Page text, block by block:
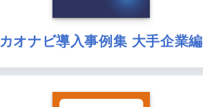
カオナビ導入事例集 大手企業編